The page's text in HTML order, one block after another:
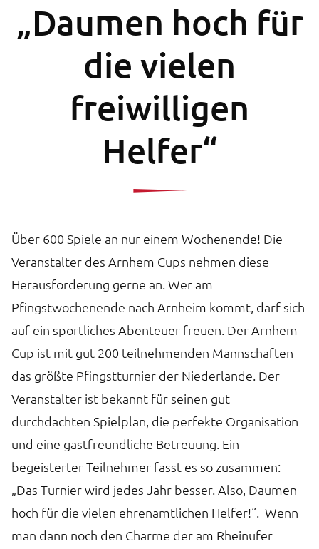
„Daumen hoch für
die vielen
freiwilligen
Helfer“
Über 600 Spiele an nur einem Wochenende! Die
Veranstalter des Arnhem Cups nehmen diese
Herausforderung gerne an. Wer am
Pfingstwochenende nach Arnheim kommt, darf sich
auf ein sportliches Abenteuer freuen. Der Arnhem
Cup ist mit gut 200 teilnehmenden Mannschaften
das größte Pfingstturnier der Niederlande. Der
Veranstalter ist bekannt für seinen gut
durchdachten Spielplan, die perfekte Organisation
und eine gastfreundliche Betreuung. Ein
begeisterter Teilnehmer fasst es so zusammen:
„Das Turnier wird jedes Jahr besser. Also, Daumen
hoch für die vielen ehrenamtlichen Helfer!“. Wenn
man dann noch den Charme der am Rheinufer